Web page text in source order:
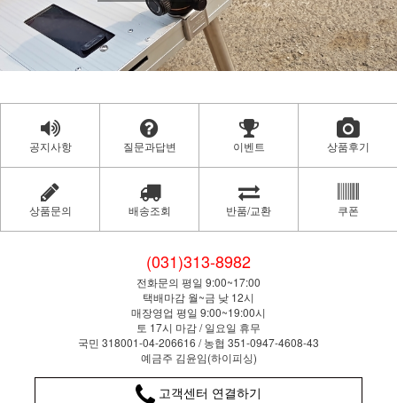
공지사항 질문과답변 이벤트 상품후기
상품문의 배송조회 반품/교환 쿠폰
(031)313-8982
전화문의 평일 9:00~17:00
택배마감 월~금 낮 12시
매장영업 평일 9:00~19:00시
토 17시 마감 / 일요일 휴무
국민 318001-04-206616 / 농협 351-0947-4608-43
예금주 김윤임(하이피싱)
고객센터 연결하기